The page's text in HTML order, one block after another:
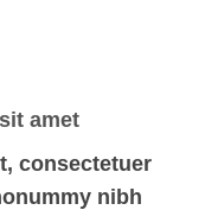
amet
consectetuer
nibh